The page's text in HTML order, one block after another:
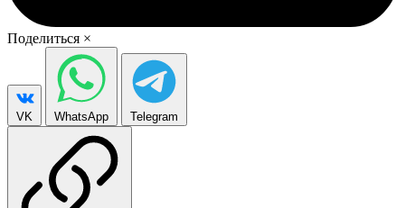
Поделиться ×
VK WhatsApp Telegram